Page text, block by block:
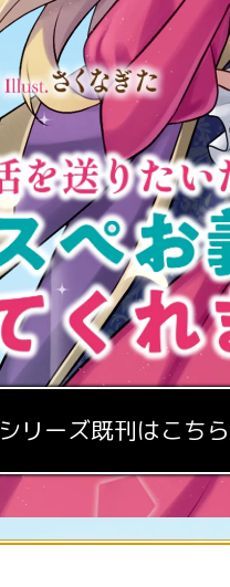
シリーズ既刊はこちら